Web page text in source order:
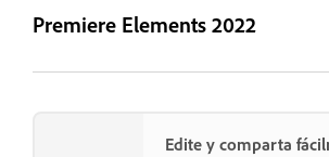
Premiere Elements 2022
Edite y comparta